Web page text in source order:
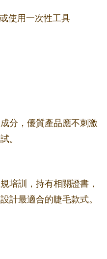
使用一次性工具
分，優質產品應不刺激
。
培訓，持有相關證書，
計最適合的睫毛款式。